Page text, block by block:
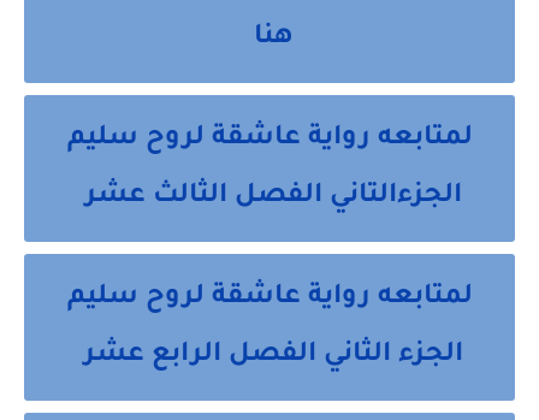
هنا
لمتابعه رواية عاشقة لروح سليم
الجزءالتاني الفصل الثالث عشر
لمتابعه رواية عاشقة لروح سليم
الجزء الثاني الفصل الرابع عشر